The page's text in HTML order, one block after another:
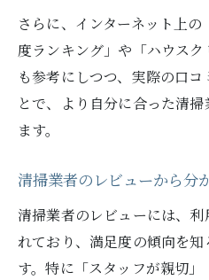
さらに、インターネット上
度ランキング」や「ハウス
も参考にしつつ、実際の口
とで、より自分に合った清
ます。
清掃業者のレビューから分
清掃業者のレビューには、
れており、満足度の傾向を
す。特に「スタッフが親切